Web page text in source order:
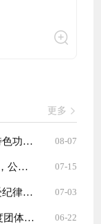
更多
中国民族贸易促进会关于发布《新疆特色功能益生菌挖掘和功能鉴定技术规程》团体标准征求意见的通知 08-07
3起整治形式主义为基层减负典型问题，公开通报！ 07-15
中国亚洲经济发展协会会长权顺基接受纪律审查和监察调查 07-03
关于发布中国民族贸易促进会2026年度团体标准项目计划（第五批共1项）的通知 06-22